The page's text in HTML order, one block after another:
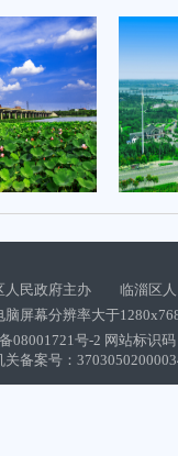
人民政府主办 临淄区人
脑屏幕分辨率大于
08001721号-2 网站标识
关备案号：